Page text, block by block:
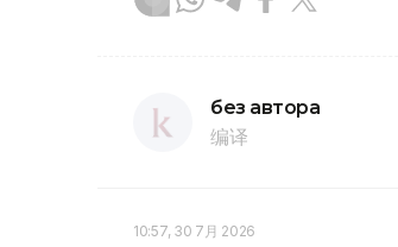
без автора
编译
10:57, 30 7月 2026